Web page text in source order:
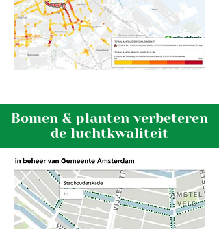
Bomen & planten verbeteren
de luchtkwaliteit